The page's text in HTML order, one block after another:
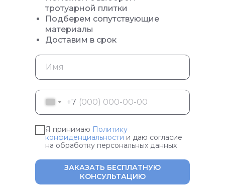
тротуарной плитки
Подберем сопутствующие
материалы
Доставим в срок
+7
Я принимаю Политику
конфиденциальности и даю согласие
на обработку персональных данных
ЗАКАЗАТЬ БЕСПЛАТНУЮ
КОНСУЛЬТАЦИЮ